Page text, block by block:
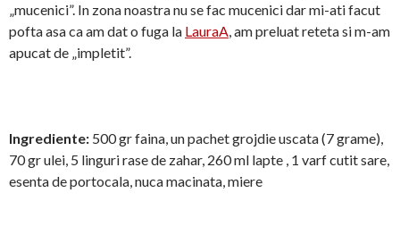
„mucenici”. In zona noastra nu se fac mucenici dar mi-ati facut
pofta asa ca am dat o fuga la LauraA, am preluat reteta si m-am
apucat de „impletit”.
Ingrediente: 500 gr faina, un pachet grojdie uscata (7 grame),
70 gr ulei, 5 linguri rase de zahar, 260 ml lapte , 1 varf cutit sare,
esenta de portocala, nuca macinata, miere